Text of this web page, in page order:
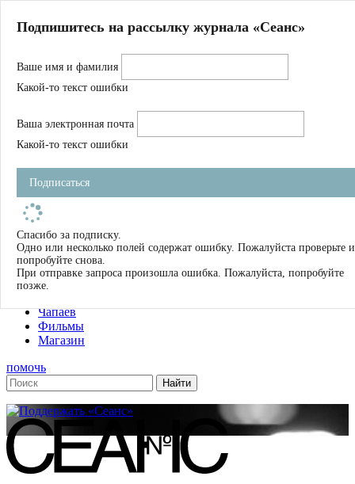
Магазин
Журнал
Школа
Устав
Фильмы
Имена
Тэги
О нас
Журнал
Книги
Чапаев
Фильмы
Магазин
помочь
Подпишитесь на рассылку журнала «Сеанс»
Ваше имя и фамилия
Какой-то текст ошибки
Ваша электронная почта
Какой-то текст ошибки
Подписаться
Спасибо за подписку.
Одно или несколько полей содержат ошибку. Пожалуйста проверьте и
попробуйте снова.
При отправке запроса произошла ошибка. Пожалуйста, попробуйте
позже.